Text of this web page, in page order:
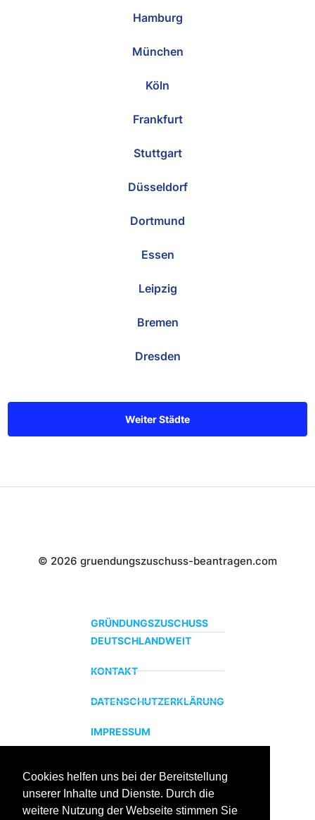
Cookies helfen uns bei der Bereitstellung
unserer Inhalte und Dienste. Durch die
weitere Nutzung der Webseite stimmen Sie
Hamburg
München
Köln
Frankfurt
Stuttgart
Düsseldorf
Dortmund
Essen
Leipzig
Bremen
Dresden
Weiter Städte
© 2026 gruendungszuschuss-beantragen.com
GRÜNDUNGSZUSCHUSS
DEUTSCHLANDWEIT
KONTAKT
DATENSCHUTZERKLÄRUNG
IMPRESSUM
ZERTIFIZIERTER BILDUNGSTRÄGER
Profitieren sie jetzt von unserer über 15 jährigen